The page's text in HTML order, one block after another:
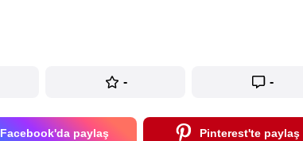
- -
Facebook'da paylaş Pinterest'te paylaş